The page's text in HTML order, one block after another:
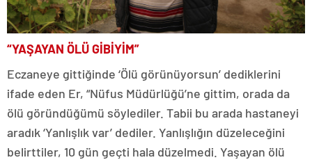
“YAŞAYAN ÖLÜ GİBİYİM”
Eczaneye gittiğinde ‘Ölü görünüyorsun’ dediklerini
ifade eden Er, “Nüfus Müdürlüğü’ne gittim, orada da
ölü göründüğümü söylediler. Tabii bu arada hastaneyi
aradık ‘Yanlışlık var’ dediler. Yanlışlığın düzeleceğini
belirttiler, 10 gün geçti hala düzelmedi. Yaşayan ölü